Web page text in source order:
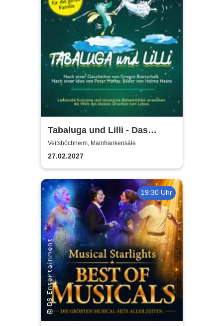
Tabaluga und Lilli - Das
drachenstarke Musical für die
ganze Familie
Veitshöchheim, Mainfrankensäle
27.02.2027
19:30 Uhr